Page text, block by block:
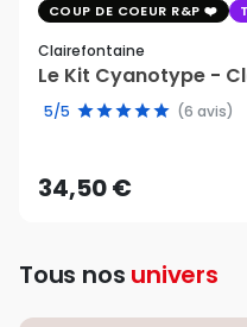
COUP DE COEUR R&P
Clairefontaine
Le Kit Cyanotype -
5/5 (6 avis)
34,50 €
Tous nos univers